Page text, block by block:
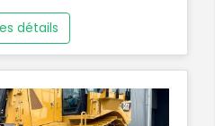
détails